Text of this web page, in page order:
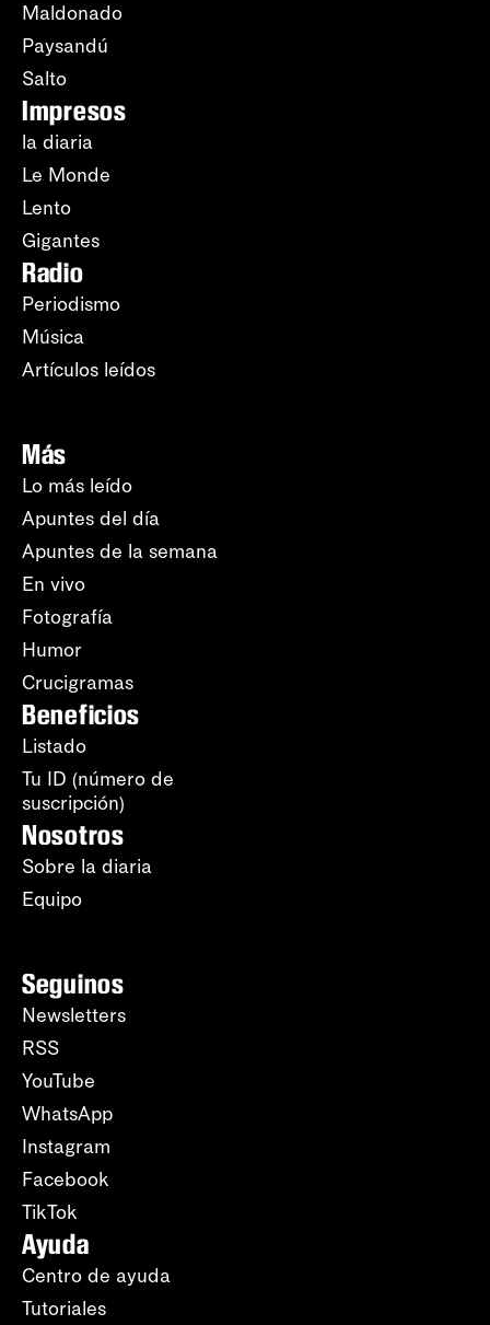
Maldonado
Paysandú
Salto
Impresos
la diaria
Le Monde
Lento
Gigantes
Radio
Periodismo
Música
Artículos leídos
Más
Lo más leído
Apuntes del día
Apuntes de la semana
En vivo
Fotografía
Humor
Crucigramas
Beneficios
Listado
Tu ID (número de
suscripción)
Nosotros
Sobre la diaria
Equipo
Seguinos
Newsletters
RSS
YouTube
WhatsApp
Instagram
Facebook
TikTok
Ayuda
Centro de ayuda
Tutoriales